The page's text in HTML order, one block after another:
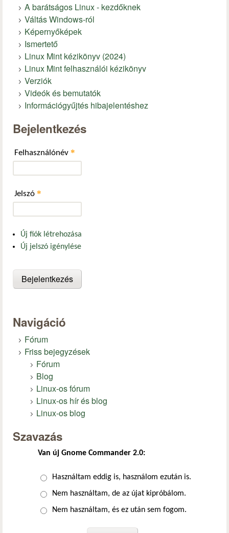
A barátságos Linux - kezdőknek
Váltás Windows-ról
Képernyőképek
Ismertető
Linux Mint kézikönyv (2024)
Linux Mint felhasználói kézikönyv
Verziók
Videók és bemutatók
Információgyűjtés hibajelentéshez
Bejelentkezés
Felhasználónév *
Jelszó *
Új fiók létrehozása
Új jelszó igénylése
Navigáció
Fórum
Friss bejegyzések
Fórum
Blog
Linux-os fórum
Linux-os hír és blog
Linux-os blog
Szavazás
Van új Gnome Commander 2.0:
Választások
Használtam eddig is, használom ezután is.
Nem használtam, de az újat kipróbálom.
Nem használtam, és ez után sem fogom.